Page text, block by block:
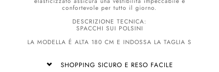
confortevole per tutto il giorno.
DESCRIZIONE TECNICA:
SPACCHI SUI POLSINI
LA MODELLA É ALTA 180 CM E INDOSSA LA TAGLIA S
SHOPPING SICURO E RESO FACILE